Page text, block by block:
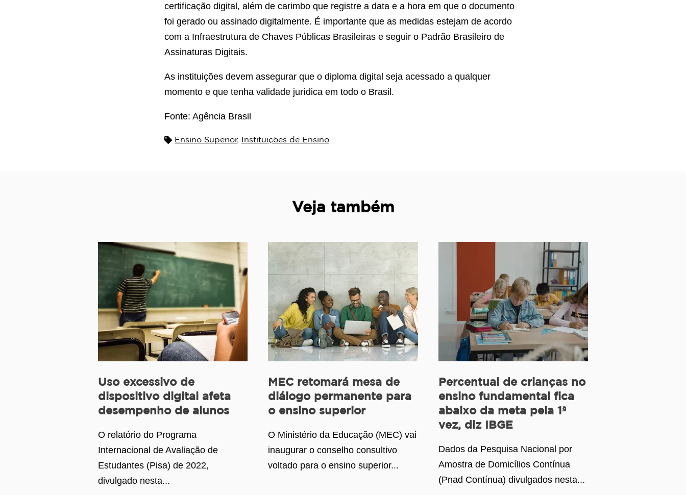
certificação digital, além de carimbo que registre a data e a hora em que o documento
foi gerado ou assinado digitalmente. É importante que as medidas estejam de acordo
com a Infraestrutura de Chaves Públicas Brasileiras e seguir o Padrão Brasileiro de
Assinaturas Digitais.
As instituições devem assegurar que o diploma digital seja acessado a qualquer
momento e que tenha validade jurídica em todo o Brasil.
Fonte: Agência Brasil
Ensino Superior, Instituições de Ensino
Veja também
Uso excessivo de
dispositivo digital afeta
desempenho de alunos
O relatório do Programa
Internacional de Avaliação de
Estudantes (Pisa) de 2022,
divulgado nesta...
MEC retomará mesa de
diálogo permanente para
o ensino superior
O Ministério da Educação (MEC) vai
inaugurar o conselho consultivo
voltado para o ensino superior...
Percentual de crianças no
ensino fundamental fica
abaixo da meta pela 1ª
vez, diz IBGE
Dados da Pesquisa Nacional por
Amostra de Domicílios Contínua
(Pnad Contínua) divulgados nesta...